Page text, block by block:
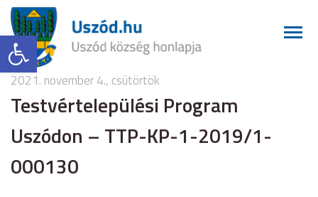
Eszköztár megnyitása
2021. november 4., csütörtök
Testvértelepülési Program
Uszódon – TTP-KP-1-2019/1-
000130